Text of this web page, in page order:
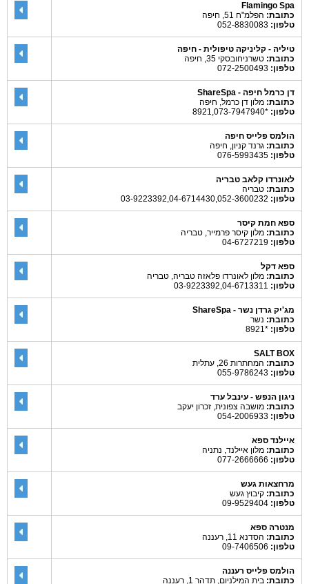
Flamingo Spa
כתובת: הפלמ"ח 51, חיפה
טלפון:
טיליה - קליניקה טיפולית - חיפה
כתובת: טשרניחובסקי 35, חיפה
טלפון:
דן כרמל חיפה - ShareSpa
כתובת: מלון דן כרמל, חיפה
טלפון: *8921,073-7947940
הולמס פלייס חיפה
כתובת: גרנד קניון, חיפה
טלפון:
לאונרדו קלאב טבריה
כתובת: טבריה
טלפון:
ספא חמת קיסר
כתובת: מלון קיסר פרמייר, טבריה
טלפון:
ספא דקל
כתובת: מלון לאונרדו פלאזה טבריה, טבריה
טלפון:
מג'יק גרדן נשר - ShareSpa
כתובת: נשר
טלפון: *8921
SALT BOX
כתובת: המחתרות 26, עתלית
טלפון:
ניגון הנפש - עינבל ערד
כתובת: מושבה צפונית, זכרון יעקב
טלפון:
איילנד ספא
כתובת: מלון איילנד, נתניה
טלפון:
מרחצאות געש
כתובת: קיבוץ געש
טלפון:
מנטרה ספא
כתובת: הסדנא 11, רעננה
טלפון:
הולמס פלייס רעננה
כתובת: בית המילניום, תדהר 1, רעננה